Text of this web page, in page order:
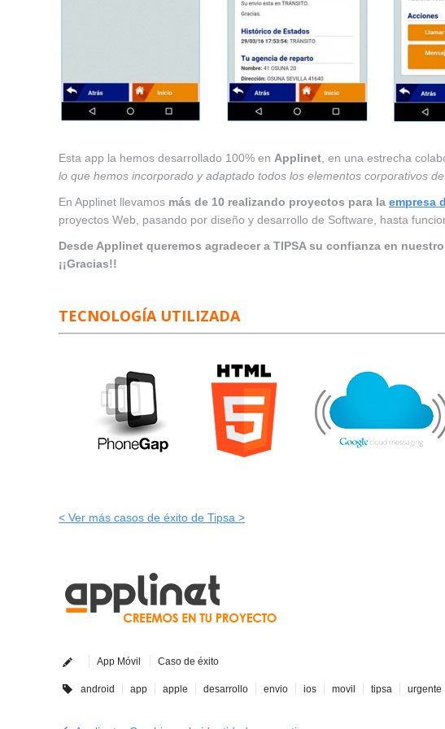
Esta app la hemos desarrollado 100% en Applinet , en una estrecha
lo que hemos incorporado y adaptado todos los elementos corporativos
En Applinet llevamos más de 10 realizando proyectos para la empresa
proyectos Web, pasando por diseño y desarrollo de Software, hasta
Desde Applinet queremos agradecer a TIPSA su confianza en
¡¡Gracias!!
TECNOLOGÍA UTILIZADA
< Ver más casos de éxito de Tipsa >
App Móvil Caso de éxito
android app apple desarrollo envio ios movil tipsa urgente